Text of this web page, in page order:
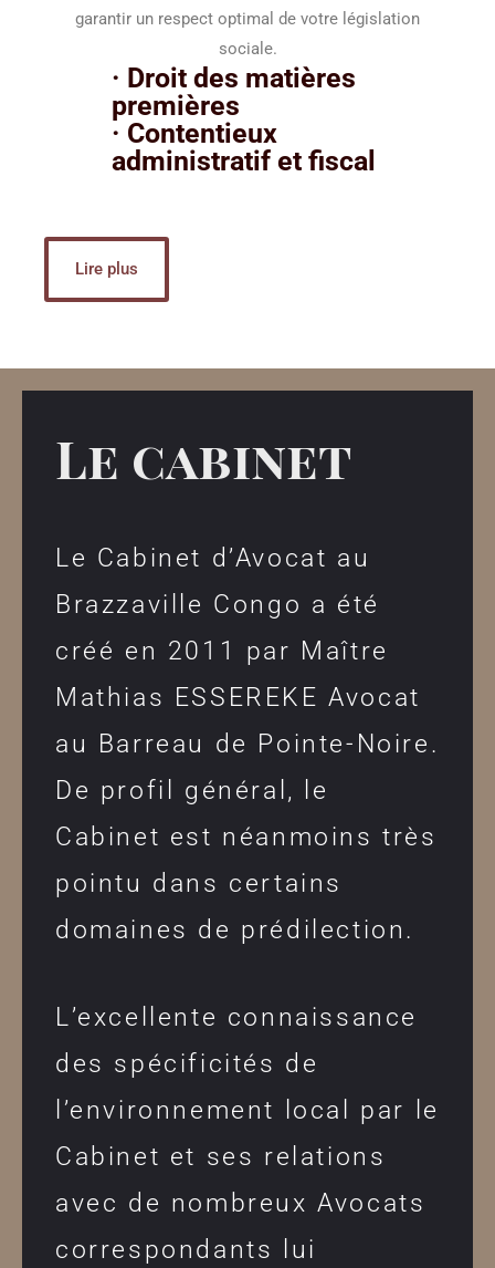
garantir un respect optimal de votre législation
sociale.
· Droit des matières
premières
· Contentieux
administratif et fiscal
Lire plus
Le cabinet
Le Cabinet d’Avocat au
Brazzaville Congo a été
créé en 2011 par Maître
Mathias ESSEREKE Avocat
au Barreau de Pointe-Noire.
De profil général, le
Cabinet est néanmoins très
pointu dans certains
domaines de prédilection.
L’excellente connaissance
des spécificités de
l’environnement local par le
Cabinet et ses relations
avec de nombreux Avocats
correspondants lui